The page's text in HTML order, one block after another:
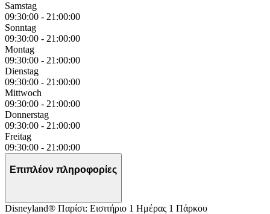
Samstag
09:30:00 - 21:00:00
Sonntag
09:30:00 - 21:00:00
Montag
09:30:00 - 21:00:00
Dienstag
09:30:00 - 21:00:00
Mittwoch
09:30:00 - 21:00:00
Donnerstag
09:30:00 - 21:00:00
Freitag
09:30:00 - 21:00:00
Επιπλέον πληροφορίες
Disneyland® Παρίσι: Εισιτήριο 1 Ημέρας 1 Πάρκου